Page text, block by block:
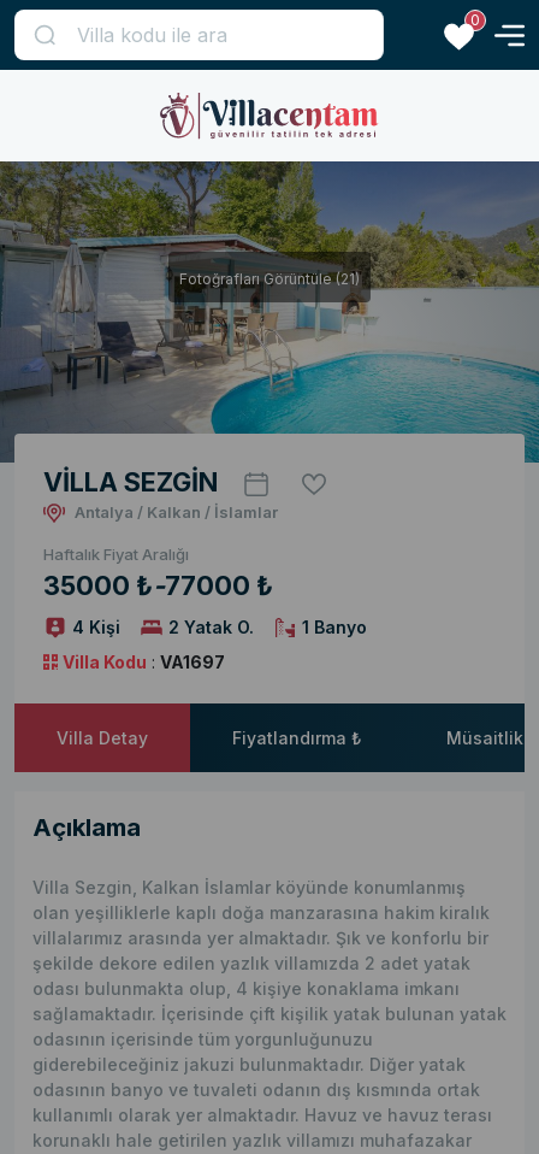
0
Fotoğrafları Görüntüle (21)
VİLLA SEZGİN
Antalya / Kalkan / İslamlar
Haftalık Fiyat Aralığı
35000 ₺-77000 ₺
4 Kişi 2 Yatak O.
1 Banyo
Villa Kodu : VA1697
Villa Detay Fiyatlandırma ₺ Müsaitlik
Açıklama
Villa Sezgin, Kalkan İslamlar köyünde konumlanmış
olan yeşilliklerle kaplı doğa manzarasına hakim kiralık
villalarımız arasında yer almaktadır. Şık ve konforlu bir
şekilde dekore edilen yazlık villamızda 2 adet yatak
odası bulunmakta olup, 4 kişiye konaklama imkanı
sağlamaktadır. İçerisinde çift kişilik yatak bulunan yatak
odasının içerisinde tüm yorgunluğunuzu
giderebileceğiniz jakuzi bulunmaktadır. Diğer yatak
odasının banyo ve tuvaleti odanın dış kısmında ortak
kullanımlı olarak yer almaktadır. Havuz ve havuz terası
korunaklı hale getirilen yazlık villamızı muhafazakar